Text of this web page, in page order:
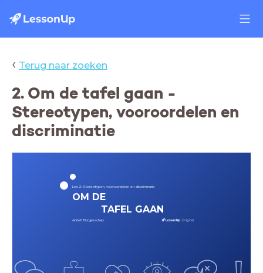
‹ Terug naar zoeken
2. Om de tafel gaan -
Stereotypen, vooroordelen en
discriminatie
OM DE
Actief! Burgerschap
Les 2: Stereotypen, vooroordelen en discriminatie
TAFEL GAAN